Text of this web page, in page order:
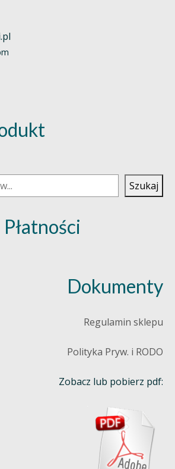
Szukaj
Płatności
Dokumenty
Regulamin sklepu
Polityka Pryw. i RODO
Zobacz lub pobierz pdf: